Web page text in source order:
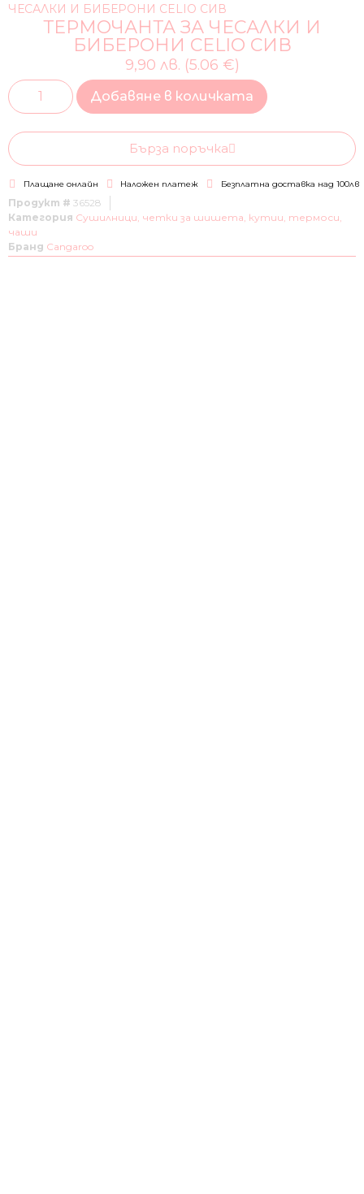
ЧЕСАЛКИ И БИБЕРОНИ CELIO СИВ
ТЕРМОЧАНТА ЗА ЧЕСАЛКИ И
БИБЕРОНИ CELIO СИВ
9,90 лв. (5.06 €)
Добавяне в количката
Бърза поръчка
Плащане онлайн Наложен платеж Безплатна доставка над 100лв
Продукт # 36528
Категория Сушилници, четки за шишета, кутии, термоси,
чаши
Бранд Cangaroo